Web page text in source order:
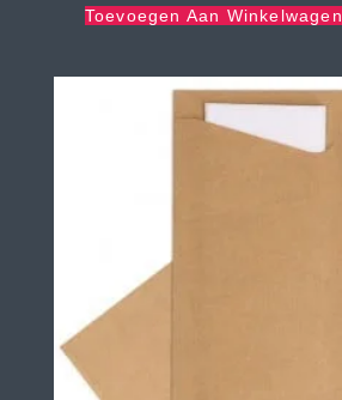
Toevoegen Aan Winkelwagen